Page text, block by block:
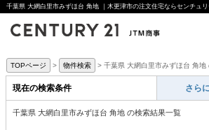
千葉県 大網白里市みずほ台 角地 ｜木更津市の注文住宅ならセンチュ
TOPページ 物件検索 千葉県 大網白里市みずほ台 角地
現在の検索条件 さら
千葉県 大網白里市みずほ台 角地 の検索結果一覧